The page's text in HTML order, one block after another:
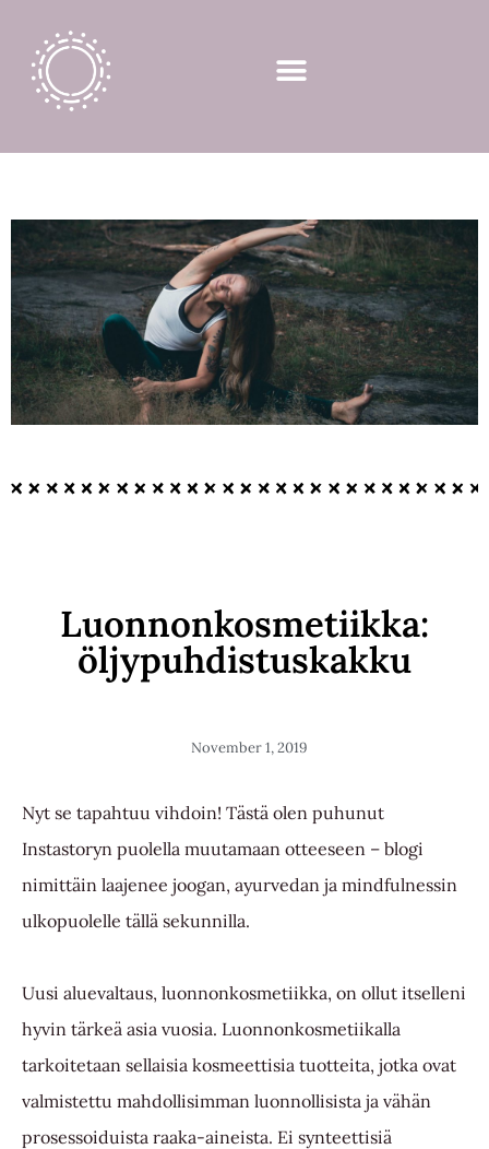
Luonnonkosmetiikka:
öljypuhdistuskakku
November 1, 2019
Nyt se tapahtuu vihdoin! Tästä olen puhunut
Instastoryn puolella muutamaan otteeseen – blogi
nimittäin laajenee joogan, ayurvedan ja mindfulnessin
ulkopuolelle tällä sekunnilla.
Uusi aluevaltaus, luonnonkosmetiikka, on ollut itselleni
hyvin tärkeä asia vuosia. Luonnonkosmetiikalla
tarkoitetaan sellaisia kosmeettisia tuotteita, jotka ovat
valmistettu mahdollisimman luonnollisista ja vähän
prosessoiduista raaka-aineista. Ei synteettisiä